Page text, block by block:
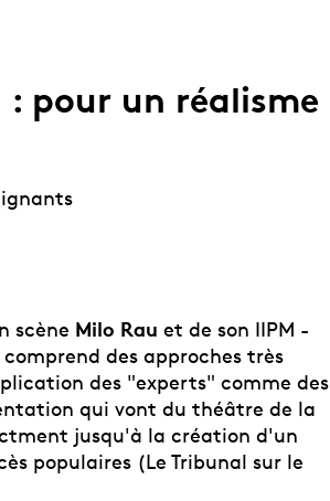
pour un réalisme
scène Milo Rau et de son IIPM -
des approches très
des "experts" comme des
qui vont du théâtre de la
jusqu'à la création d'un
populaires (Le Tribunal sur le